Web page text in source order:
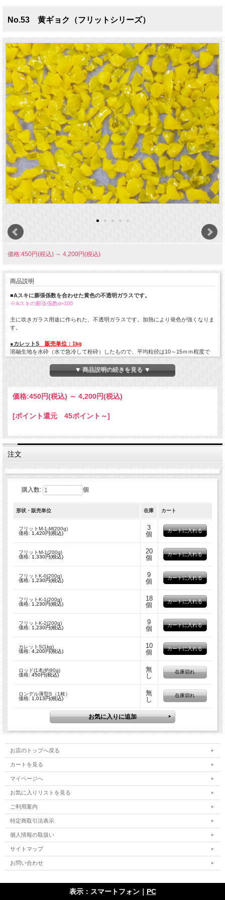
No.53 黄ギョク（フリットシリーズ）
価格:450円(税込) ～ 4,200円(税込)
商品説明
■Aスキに膨張係数を合わせた黄色の不透明ガラスです。
※Aスキの膨張係数α=100
主に吹きガラス用途に作られた、不透明ガラスです。加熱により発色が強くなりま
す。
●カレットS 販売単位：1kg
溶融生地を水砕（水で急冷して粉砕）したもので、平均粒径は10～15ｍｍ程度で
す。
キャスティングやパートドヴェールの他、坩堝溶融でもお使いいただけます。
●フリット（M-1-M、M-1、K-0、K-1、K-2）販売単位：200g
ガラスを粉砕し、各粒度に篩い分けしたものです。
クリック
M-1：0.5ｍｍ以下 M-1-M：0.5ｍｍ以下のM-1より細かいパウダー（ポットミル
いいただけます。
【フリット梱包形態：～1ｋｇ：チャック付パック／1.2ｋｇ～：ビニール袋】
※200ｇずつの小分け梱包、1ｋｇの場合のプラスチックケース梱包は終了致しま
した。
金型に流し込んで、直径約30mm、長さ約50mm、重量約90ｇの棒状に成型したも
のです。
使用時には適度な大きさに割り、予熱後、吹きガラスの生地に被せて
※ロッドは製造終了の為、在庫限りの販売となります。ご了承下さい。
金型で挟み、薄く平たい皿状に成型したものです。
手づくりのため、各サイズ重量にバラつきがあります。
※ロンデルは製造終了の為、在庫限りの販売となります。ご了承下さい。
・製造ロットによって発色にバラツキ(濃淡)が起きやすい色となっております。
▼ 商品説明の続きを見る ▼
価格:450円(税込) ～ 4,200円(税込)
[ポイント還元 45ポイント～]
注文
購入数: 個
形状・販売単位 在庫 カート
フリットM-1-M(200g)
価格: 1,420円(税込)
3
個
フリットM-1(200g)
価格: 1,330円(税込)
20
個
フリットK-0(200g)
価格: 1,230円(税込)
9
個
フリットK-1(200g)
価格: 1,230円(税込)
18
個
フリットK-2(200g)
価格: 1,230円(税込)
9
個
カレットS(1kg)
価格: 4,200円(税込)
10
個
ロッド(1本/約90g)
価格: 450円(税込)
無
し
在庫切れ
ロンデル薄型S（1枚）
価格: 1,013円(税込)
無
し
在庫切れ
お店のトップへ戻る
カートを見る
マイページへ
お気に入りリストを見る
ご利用案内
特定商取引法表示
個人情報の取扱い
サイトマップ
お問い合わせ
表示：スマートフォン｜ PC